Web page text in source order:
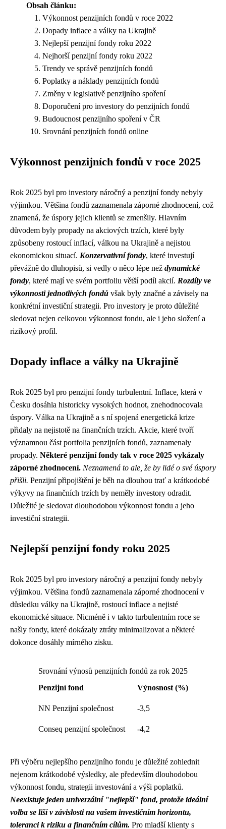
Obsah článku:
Výkonnost penzijních fondů v roce 2022
Dopady inflace a války na Ukrajině
Nejlepší penzijní fondy roku 2022
Nejhorší penzijní fondy roku 2022
Trendy ve správě penzijních fondů
Poplatky a náklady penzijních fondů
Změny v legislativě penzijního spoření
Doporučení pro investory do penzijních fondů
Budoucnost penzijního spoření v ČR
Srovnání penzijních fondů online
Výkonnost penzijních fondů v roce 2025
Rok 2025 byl pro investory náročný a penzijní fondy nebyly
výjimkou. Většina fondů zaznamenala záporné zhodnocení, což
znamená, že úspory jejich klientů se zmenšily. Hlavním
důvodem byly propady na akciových trzích, které byly
způsobeny rostoucí inflací, válkou na Ukrajině a nejistou
ekonomickou situací. Konzervativní fondy, které investují
převážně do dluhopisů, si vedly o něco lépe než dynamické
fondy, které mají ve svém portfoliu větší podíl akcií. Rozdíly ve
výkonnosti jednotlivých fondů však byly značné a závisely na
konkrétní investiční strategii. Pro investory je proto důležité
sledovat nejen celkovou výkonnost fondu, ale i jeho složení a
rizikový profil.
Dopady inflace a války na Ukrajině
Rok 2025 byl pro penzijní fondy turbulentní. Inflace, která v
Česku dosáhla historicky vysokých hodnot, znehodnocovala
úspory. Válka na Ukrajině a s ní spojená energetická krize
přidaly na nejistotě na finančních trzích. Akcie, které tvoří
významnou část portfolia penzijních fondů, zaznamenaly
propady. Některé penzijní fondy tak v roce 2025 vykázaly
záporné zhodnocení. Neznamená to ale, že by lidé o své úspory
přišli. Penzijní připojištění je běh na dlouhou trať a krátkodobé
výkyvy na finančních trzích by neměly investory odradit.
Důležité je sledovat dlouhodobou výkonnost fondu a jeho
investiční strategii.
Nejlepší penzijní fondy roku 2025
Rok 2025 byl pro investory náročný a penzijní fondy nebyly
výjimkou. Většina fondů zaznamenala záporné zhodnocení v
důsledku války na Ukrajině, rostoucí inflace a nejisté
ekonomické situace. Nicméně i v takto turbulentním roce se
našly fondy, které dokázaly ztráty minimalizovat a některé
dokonce dosáhly mírného zisku.
Srovnání výnosů penzijních fondů za rok 2025
Penzijní fond
Výnosnost (%)
NN Penzijní společnost -3,5
Conseq penzijní společnost -4,2
Při výběru nejlepšího penzijního fondu je důležité zohlednit
nejenom krátkodobé výsledky, ale především dlouhodobou
výkonnost fondu, strategii investování a výši poplatků.
Neexistuje jeden univerzální "nejlepší" fond, protože ideální
volba se liší v závislosti na vašem investičním horizontu,
toleranci k riziku a finančním cílům. Pro mladší klienty s